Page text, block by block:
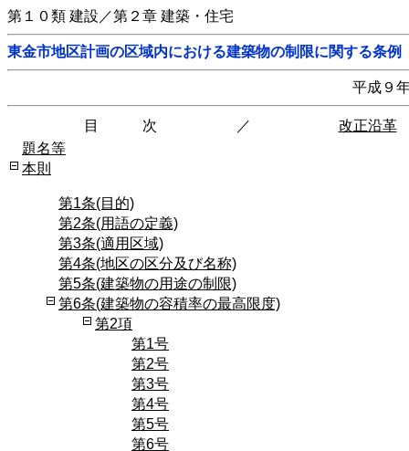
第１０類 建設／第２章 建築・住宅
東金市地区計画の区域内における建築物の制限に関する条例
平成９
目 次 ／
改正沿革
題名等
本則
第1条(目的)
第2条(用語の定義)
第3条(適用区域)
第4条(地区の区分及び名称)
第5条(建築物の用途の制限)
第6条(建築物の容積率の最高限度)
第2項
第1号
第2号
第3号
第4号
第5号
第6号